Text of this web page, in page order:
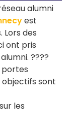
alumni
est
Lors des
ont pris
????
portes
objectifs sont
les